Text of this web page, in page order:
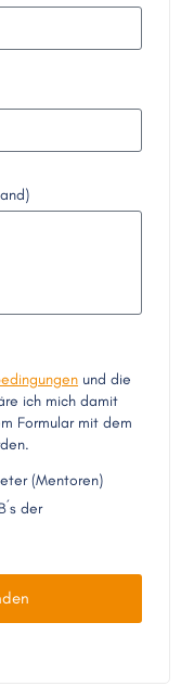
und die
ich mich damit
Formular mit dem
(Mentoren)
der